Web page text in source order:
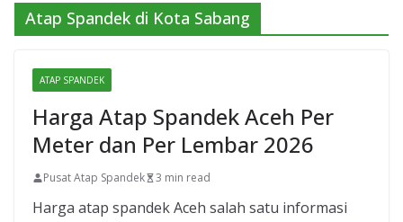
Atap Spandek di Kota Sabang
ATAP SPANDEK
Harga Atap Spandek Aceh Per
Meter dan Per Lembar 2026
Pusat Atap Spandek 3 min read
Harga atap spandek Aceh salah satu informasi